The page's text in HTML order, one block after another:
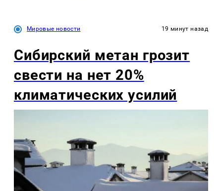
Мировые новости 19 минут назад
Сибирский метан грозит
свести на нет 20%
климатических усилий